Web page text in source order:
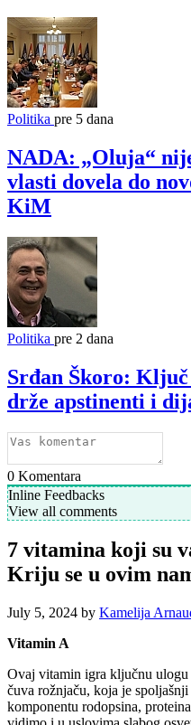
Politika pre 5 dana
NADA: „Oluja“
vlasti dovela do
KiM
Politika pre 2 dana
Srđan Škoro:
drže apstinenti i
0 Komentara
Inline Feedbacks
View all comments
7 vitamina koji su
Kriju se u ovim
July 5, 2024 by Kamelija
Vitamin A
Ovaj vitamin igra ključnu
čuva rožnjaču, koja je
komponentu rodopsina,